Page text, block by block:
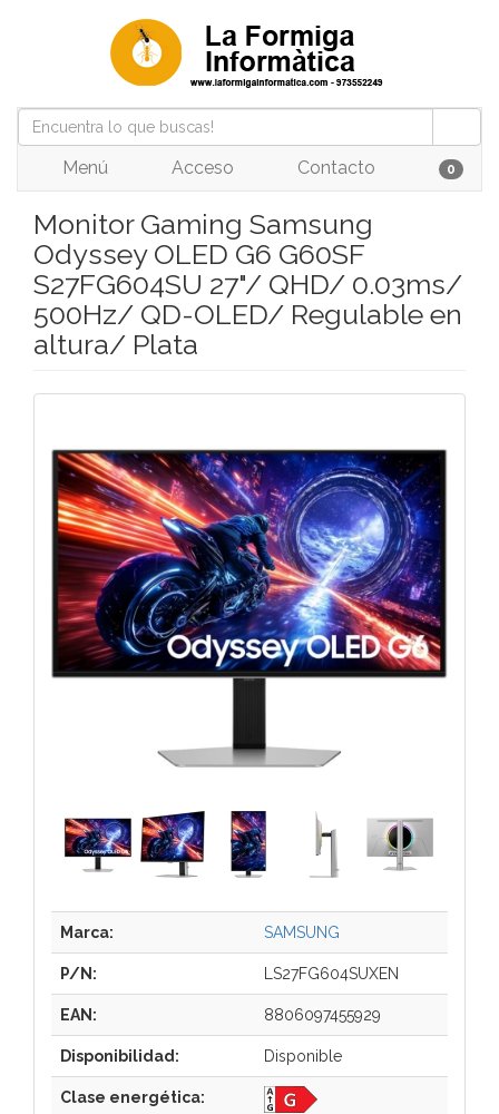
Menú Acceso Contacto 0
Monitor Gaming Samsung
Odyssey OLED G6 G60SF
S27FG604SU 27"/ QHD/ 0.03ms/
500Hz/ QD-OLED/ Regulable en
altura/ Plata
Marca: SAMSUNG
P/N: LS27FG604SUXEN
EAN: 8806097455929
Disponibilidad: Disponible
Clase energética: